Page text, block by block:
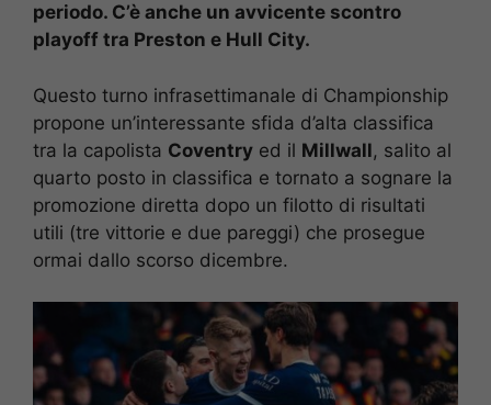
periodo. C’è anche un avvicente scontro
playoff tra Preston e Hull City.
Questo turno infrasettimanale di Championship
propone un’interessante sfida d’alta classifica
tra la capolista Coventry ed il Millwall, salito al
quarto posto in classifica e tornato a sognare la
promozione diretta dopo un filotto di risultati
utili (tre vittorie e due pareggi) che prosegue
ormai dallo scorso dicembre.